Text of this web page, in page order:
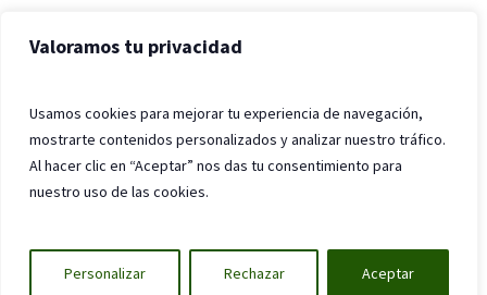
Valoramos tu privacidad
Usamos cookies para mejorar tu experiencia de navegación,
mostrarte contenidos personalizados y analizar nuestro tráfico.
Al hacer clic en “Aceptar” nos das tu consentimiento para
nuestro uso de las cookies.
Personalizar Rechazar Aceptar